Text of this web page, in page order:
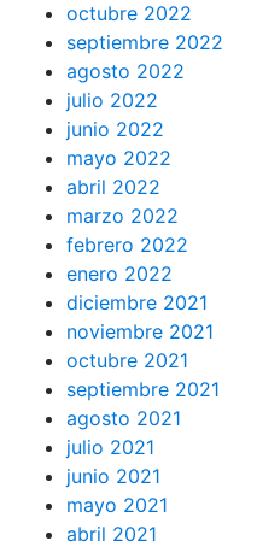
octubre 2022
septiembre 2022
agosto 2022
julio 2022
junio 2022
mayo 2022
abril 2022
marzo 2022
febrero 2022
enero 2022
diciembre 2021
noviembre 2021
octubre 2021
septiembre 2021
agosto 2021
julio 2021
junio 2021
mayo 2021
abril 2021